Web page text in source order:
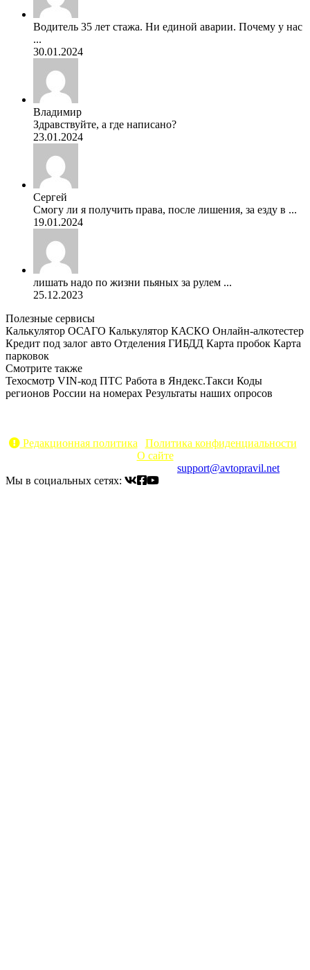
Водитель 35 лет стажа. Ни единой аварии. Почему у нас
...
30.01.2024
Владимир
Здравствуйте, а где написано?
23.01.2024
Сергей
Смогу ли я получить права, после лишения, за езду в ...
19.01.2024
лишать надо по жизни пьяных за рулем ...
25.12.2023
Полезные сервисы
Калькулятор ОСАГО Калькулятор КАСКО Онлайн-алкотестер
Кредит под залог авто Отделения ГИБДД Карта пробок Карта
парковок
Смотрите также
Техосмотр VIN-код ПТС Работа в Яндекс.Такси Коды
регионов России на номерах Результаты наших опросов
Редакционная политика
Политика конфиденциальности
О сайте
support@avtopravil.net
Мы в социальных сетях: